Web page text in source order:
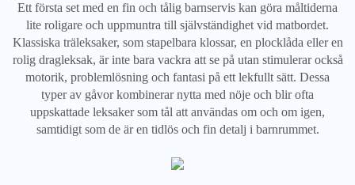
Ett första set med en fin och tålig barnservis kan göra måltiderna
lite roligare och uppmuntra till självständighet vid matbordet.
Klassiska träleksaker, som stapelbara klossar, en plocklåda eller en
rolig dragleksak, är inte bara vackra att se på utan stimulerar också
motorik, problemlösning och fantasi på ett lekfullt sätt. Dessa
typer av gåvor kombinerar nytta med nöje och blir ofta
uppskattade leksaker som tål att användas om och om igen,
samtidigt som de är en tidlös och fin detalj i barnrummet.